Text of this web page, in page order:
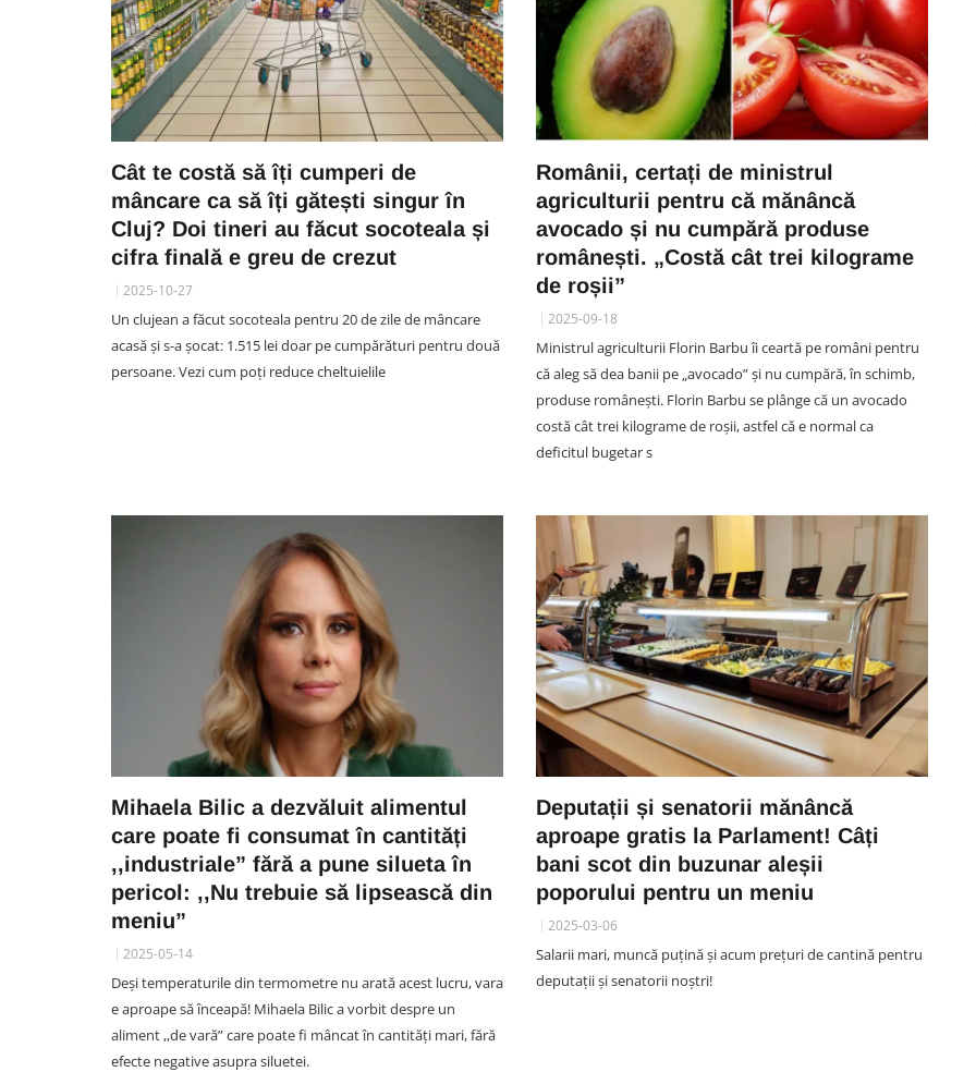
Cât te costă să îți cumperi de
mâncare ca să îți gătești singur în
Cluj? Doi tineri au făcut socoteala și
cifra finală e greu de crezut
2025-10-27
Un clujean a făcut socoteala pentru 20 de zile de mâncare
acasă și s-a șocat: 1.515 lei doar pe cumpărături pentru două
persoane. Vezi cum poți reduce cheltuielile
Românii, certați de ministrul
agriculturii pentru că mănâncă
avocado și nu cumpără produse
românești. „Costă cât trei kilograme
de roșii”
2025-09-18
Ministrul agriculturii Florin Barbu îi ceartă pe români pentru
că aleg să dea banii pe „avocado” și nu cumpără, în schimb,
produse românești. Florin Barbu se plânge că un avocado
costă cât trei kilograme de roșii, astfel că e normal ca
deficitul bugetar s
Mihaela Bilic a dezvăluit alimentul
care poate fi consumat în cantități
,,industriale” fără a pune silueta în
pericol: ,,Nu trebuie să lipsească din
meniu”
2025-05-14
Deși temperaturile din termometre nu arată acest lucru, vara
e aproape să înceapă! Mihaela Bilic a vorbit despre un
aliment ,,de vară” care poate fi mâncat în cantități mari, fără
efecte negative asupra siluetei.
Deputații și senatorii mănâncă
aproape gratis la Parlament! Câți
bani scot din buzunar aleșii
poporului pentru un meniu
2025-03-06
Salarii mari, muncă puțină și acum prețuri de cantină pentru
deputații și senatorii noștri!
SOCIAL
VIDEO. Accident în această
noapte în Florești. Pasagera din
taxiul implicat în impactul cu o
mașină a fost rănită. A fost
extrasă de pompieri din taxi
07 August 00:45
intervenția autorităților: „Nu am
văzut niciun echipaj de Poliție
sau Jandarmerie”
SOCIAL
VIDEO. Accidentul mortal din
Vâlcele, filmat LIVE: Momentul
în care motociclistul intră în plin
într-un TIR și motocicleta ia foc.
Imagini greu de privit
06 August 13:59
SOCIAL
pentru o mămică într-o piscină
din Cluj: „În stânga țineam
bebelușul de 4 luni, în dreapta